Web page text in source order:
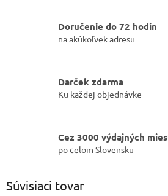
Doručenie do 72 hodín
na akúkoľvek adresu
Darček zdarma
Ku každej objednávke
Cez 3000 výdajných
po celom Slovensku
Súvisiaci tovar